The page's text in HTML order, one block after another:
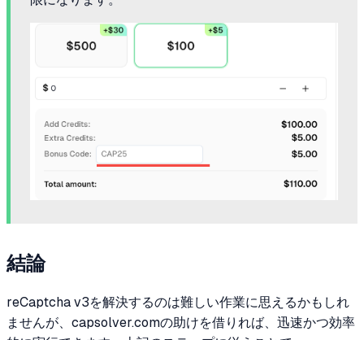
結論
reCaptcha v3を解決するのは難しい作業に思えるかもしれ
ませんが、capsolver.comの助けを借りれば、迅速かつ効率